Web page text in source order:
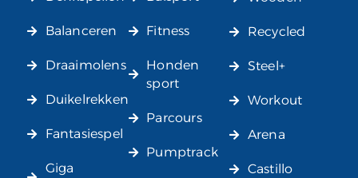
Balanceren
Draaimolens
Duikelrekken
Fantasiespel
Giga
Fitness
Honden
sport
Parcours
Pumptrack
Recycled
Steel+
Workout
Arena
Castillo